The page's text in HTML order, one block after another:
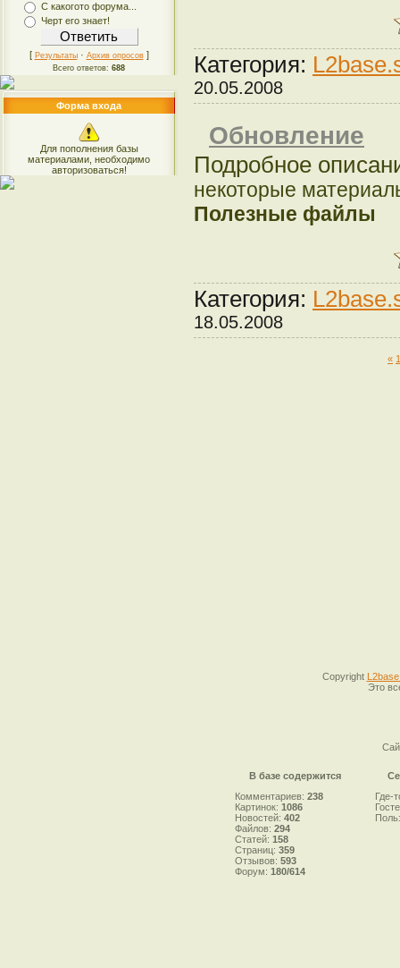
С какогото форума...
Черт его знает!
[ Результаты· Архив опросов]
Всего ответов: 688
Форма входа
Для пополнения базы
материалами, необходимо
авторизоваться!
Категория:
20.05.2008
Обновление
Подробное
некоторые
Полезные файлы
Категория:
18.05.2008
« 1
Copyright
Это
В базе содержится
Комментариев: 238
Картинок: 1086
Новостей: 402
Файлов: 294
Статей: 158
Страниц: 359
Отзывов: 593
Форум: 180/614
Где-